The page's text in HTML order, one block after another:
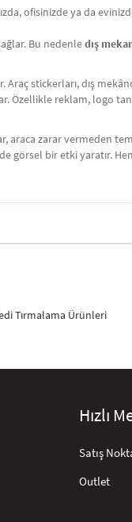
ofisinizde ya da
Bu nedenledış
stickerları, dış
Özellikle reklam, logo
zarar vermeden
görsel bir etki yaratır.
Tırmalama Ürünleri
Hızlı
Satış
Outlet